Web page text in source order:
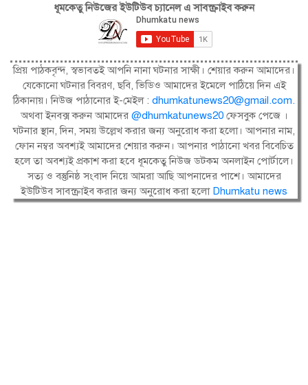
ধূমকেতু নিউজের ইউটিউব চ্যানেল এ সাবস্ক্রাইব করুন
প্রিয় পাঠকবৃন্দ, স্বভাবতই আপনি নানা ঘটনার সাক্ষী। শেয়ার করুন আমাদের।
যেকোনো ঘটনার বিবরণ, ছবি, ভিডিও আমাদের ইমেলে পাঠিয়ে দিন এই
ঠিকানায়। নিউজ পাঠানোর ই-মেইল : dhumkatunews20@gmail.com.
অথবা ইনবক্স করুন আমাদের@dhumkatunews20 ফেসবুক পেজে ।
ঘটনার স্থান, দিন, সময় উল্লেখ করার জন্য অনুরোধ করা হলো। আপনার নাম,
ফোন নম্বর অবশ্যই আমাদের শেয়ার করুন। আপনার পাঠানো খবর বিবেচিত
হলে তা অবশ্যই প্রকাশ করা হবে ধূমকেতু নিউজ ডটকম অনলাইন পোর্টালে।
সত্য ও বস্তুনিষ্ঠ সংবাদ নিয়ে আমরা আছি আপনাদের পাশে। আমাদের
ইউটিউব সাবস্ক্রাইব করার জন্য অনুরোধ করা হলো Dhumkatu news